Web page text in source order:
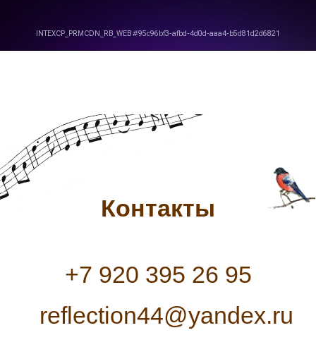
+7 920 395 26 95
reflection44@yandex.ru